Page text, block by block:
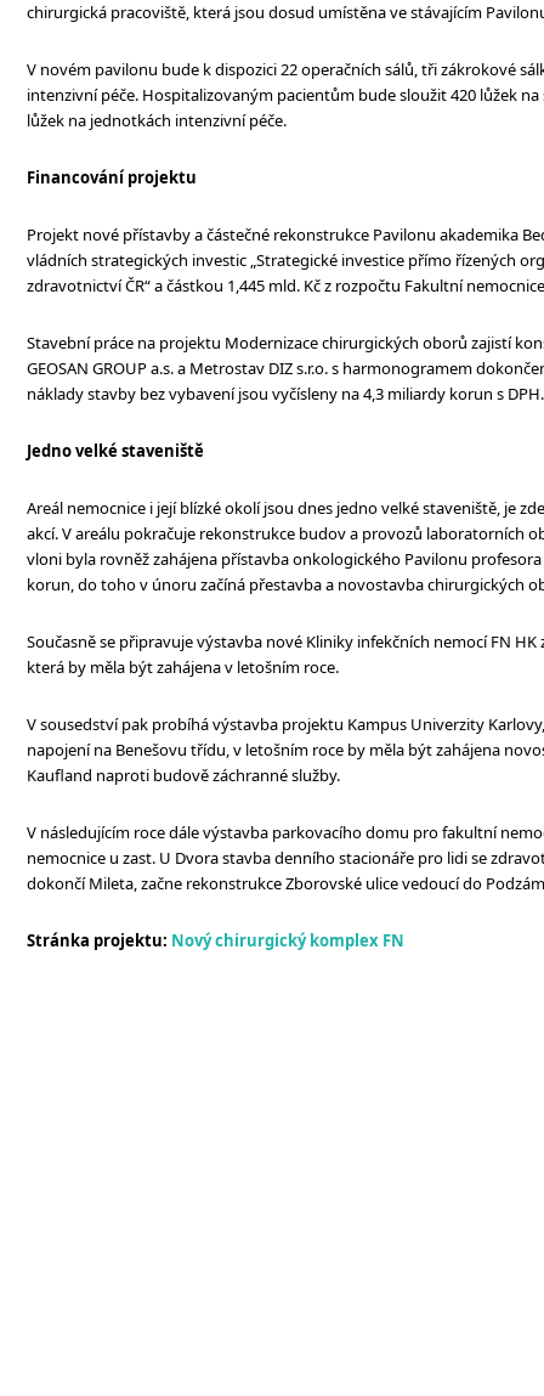
chirurgická pracoviště, která jsou dosud umístěna ve stávajícím
V novém pavilonu bude k dispozici 22 operačních sálů, tři zákrokové
intenzivní péče. Hospitalizovaným pacientům bude sloužit 420 lůžek
lůžek na jednotkách intenzivní péče.
Financování projektu
Projekt nové přístavby a částečné rekonstrukce Pavilonu akademika
vládních strategických investic „Strategické investice přímo řízených
zdravotnictví ČR“ a částkou 1,445 mld. Kč z rozpočtu Fakultní
Stavební práce na projektu Modernizace chirurgických oborů zajistí
GEOSAN GROUP a.s. a Metrostav DIZ s.r.o. s harmonogramem
náklady stavby bez vybavení jsou vyčísleny na 4,3 miliardy korun s DPH.
Jedno velké staveniště
Areál nemocnice i její blízké okolí jsou dnes jedno velké staveniště, je
akcí. V areálu pokračuje rekonstrukce budov a provozů laboratorních
vloni byla rovněž zahájena přístavba onkologického Pavilonu
korun, do toho v únoru začíná přestavba a novostavba chirurgických
Současně se připravuje výstavba nové Kliniky infekčních nemocí FN
která by měla být zahájena v letošním roce.
V sousedství pak probíhá výstavba projektu Kampus Univerzity
napojení na Benešovu třídu, v letošním roce by měla být zahájena
Kaufland naproti budově záchranné služby.
V následujícím roce dále výstavba parkovacího domu pro fakultní
nemocnice u zast. U Dvora stavba denního stacionáře pro lidi se
dokončí Mileta, začne rekonstrukce Zborovské ulice vedoucí do
Stránka projektu: Nový chirurgický komplex FN